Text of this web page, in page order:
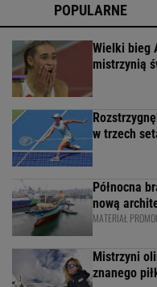
POPULARNE
Wielki bieg
mistrzynią
w trzech
Północna
nową
MATERIAŁ
Mistrzyni
znanego